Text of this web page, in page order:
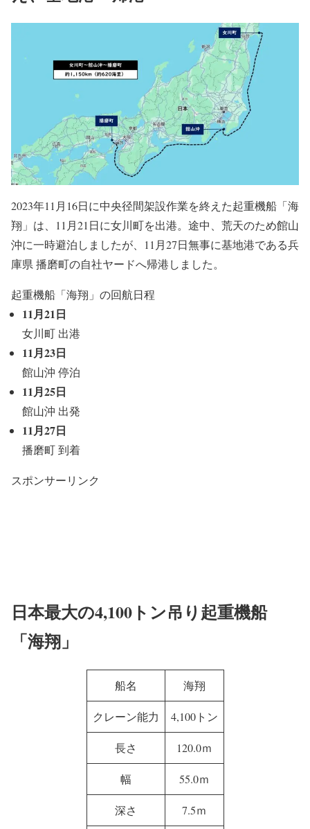
2023年11月16日に中央径間架設作業を終えた起重機船「海
翔」は、11月21日に女川町を出港。途中、荒天のため館山
沖に一時避泊しましたが、11月27日無事に基地港である兵
庫県 播磨町の自社ヤードへ帰港しました。
起重機船「海翔」の回航日程
11月21日
女川町 出港
11月23日
館山沖 停泊
11月25日
館山沖 出発
11月27日
播磨町 到着
スポンサーリンク
日本最大の4,100トン吊り起重機船
「海翔」
船名 海翔
クレーン能力 4,100トン
長さ 120.0ｍ
幅 55.0ｍ
深さ 7.5ｍ